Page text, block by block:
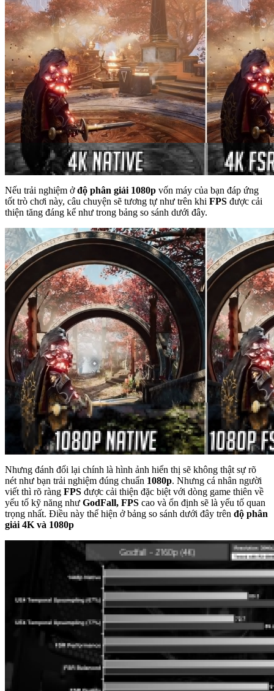
Nếu trải nghiệm ởđộ phân giải 1080p vốn máy của bạn đáp ứng
tốt trò chơi này, câu chuyện sẽ tương tự như trên khi FPS được cải
thiện tăng đáng kể như trong bảng so sánh dưới đây.
Nhưng đánh đổi lại chính là hình ảnh hiển thị sẽ không thật sự rõ
nét như bạn trải nghiệm đúng chuẩn 1080p. Nhưng cá nhân người
viết thì rõ ràng FPS được cải thiện đặc biệt với dòng game thiên về
yếu tố kỹ năng như GodFall, FPS cao và ổn định sẽ là yếu tố quan
trọng nhất. Điều này thể hiện ở bảng so sánh dưới đây trên độ phân
giải 4K và 1080p